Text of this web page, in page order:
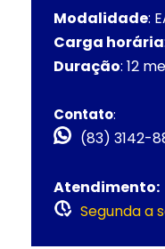
Modalidade:
Carga horária
Duração: 12
Contato:
(83) 3142-
Atendimento:
Segunda a